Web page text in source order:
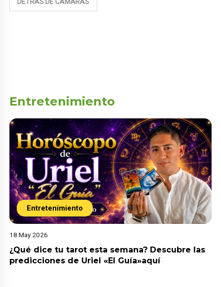
Entretenimiento
Entretenimiento
18 May 2026
¿Qué dice tu tarot esta semana? Descubre las
predicciones de Uriel «El Guía»aquí